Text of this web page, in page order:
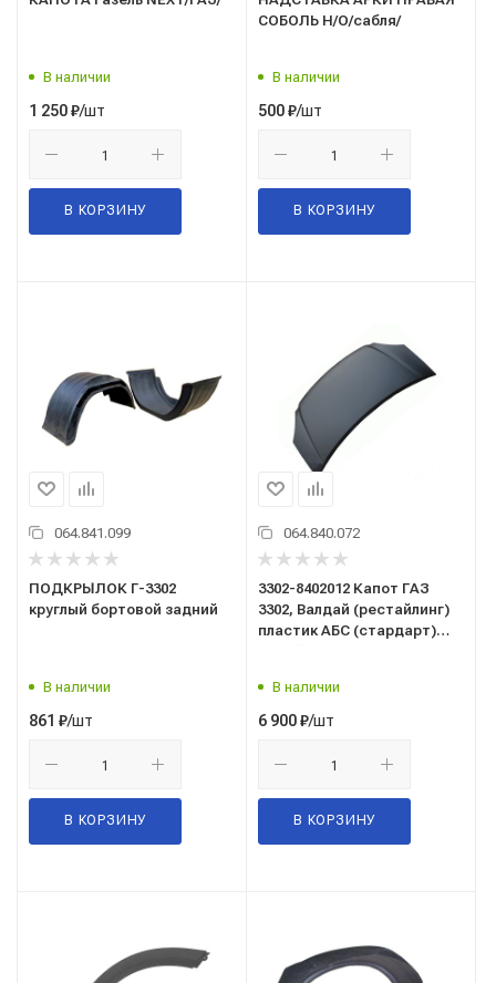
В наличии
1 250₽/шт
В КОРЗИНУ
СОБОЛЬ Н/О/сабля/
В наличии
500₽/шт
В КОРЗИНУ
064.841.099
ПОДКРЫЛОК Г-3302
круглый бортовой задний
В наличии
861 ₽/шт
В КОРЗИНУ
064.840.072
3302-8402012 Капот ГАЗ
3302, Валдай (рестайлинг)
пластик АБС (стардарт)
В наличии
6 900₽/шт
В КОРЗИНУ